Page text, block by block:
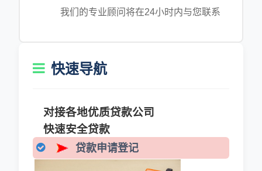
我们的专业顾问将在24小时内与您联系
快速导航
对接各地优质贷款公司
快速安全贷款
贷款申请登记